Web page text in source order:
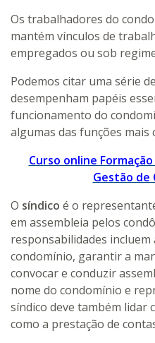
Os trabalhadores do
mantém vínculos de
empregados ou sob
Podemos citar uma série
desempenham papéis
funcionamento do
algumas das funções mais
Curso online
Gestão de
O síndico é o
em assembleia pelos
responsabilidades
condomínio, garantir a
convocar e conduzir
nome do condomínio e
síndico deve também lidar
como a prestação de